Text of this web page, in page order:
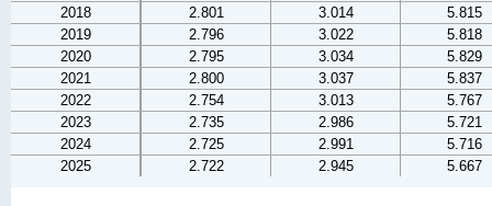
2018
2.801 3.014
5.815
2019
2.796 3.022
5.818
2020
2.795 3.034
5.829
2021
2.800 3.037
5.837
2022
2.754 3.013
5.767
2023
2.735 2.986
5.721
2024
2.725 2.991
5.716
2025
2.722 2.945 5.667